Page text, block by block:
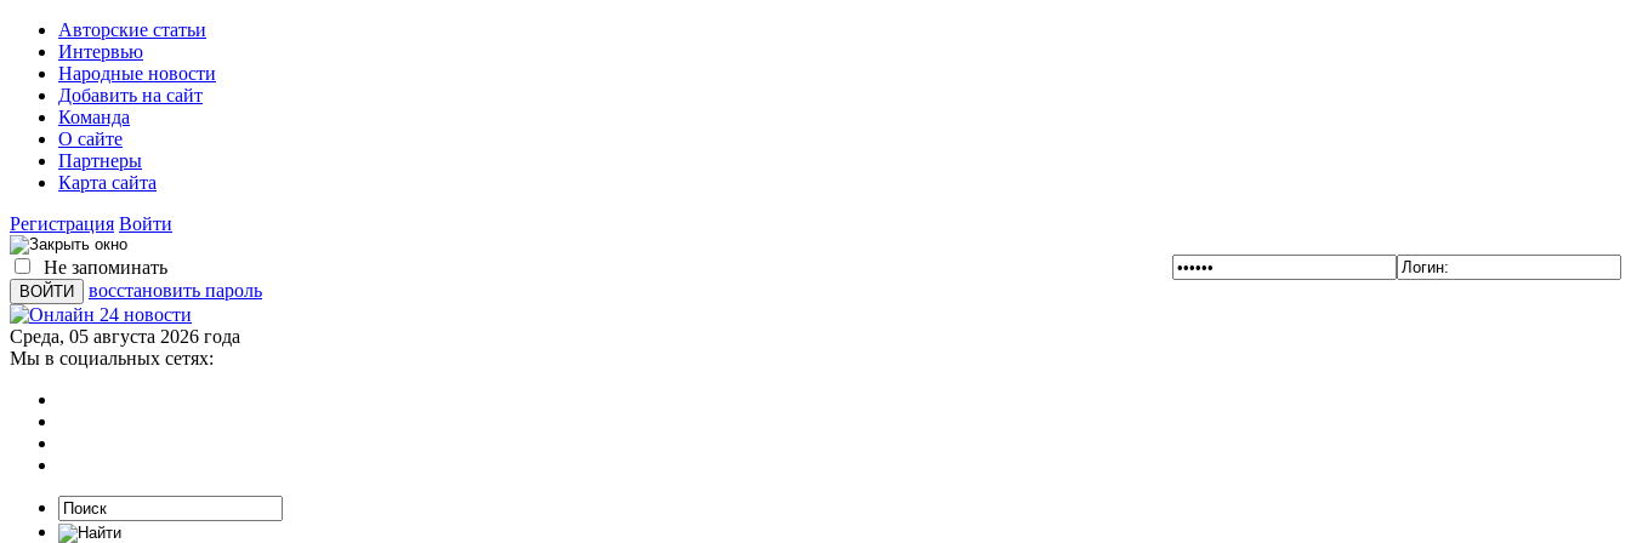
Авторские статьи
Интервью
Народные новости
Добавить на сайт
Команда
О сайте
Партнеры
Карта сайта
Регистрация Войти
Не запоминать
восстановить пароль
Среда, 05 августа 2026 года
Мы в социальных сетях: